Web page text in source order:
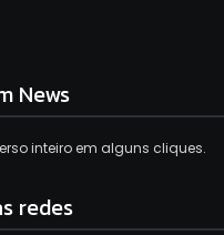
News
inteiro em alguns cliques.
redes